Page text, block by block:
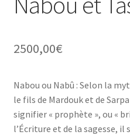
2500,00€
Nabou ou Nabû : Selon la
le fils de Mardouk et de
signifier « prophète », ou «
l’Écriture et de la sagesse, il